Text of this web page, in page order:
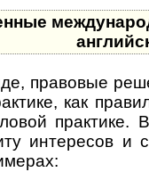
правовые
как
практике.
интересов и